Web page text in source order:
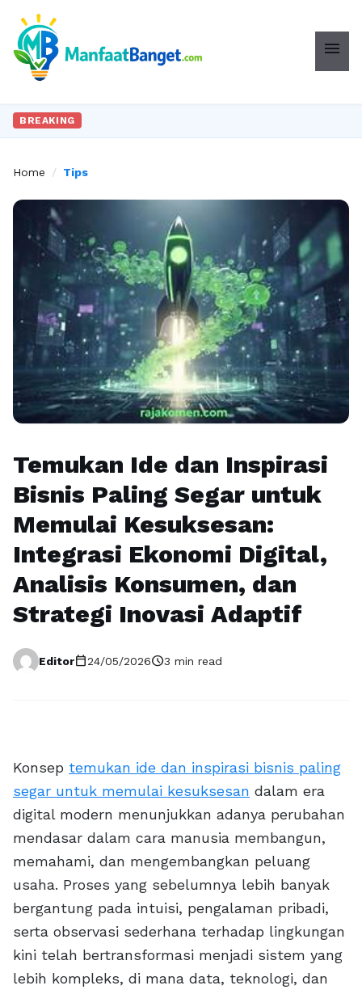
menu
BREAKING
Home / Tips
Temukan Ide dan Inspirasi
Bisnis Paling Segar untuk
Memulai Kesuksesan:
Integrasi Ekonomi Digital,
Analisis Konsumen, dan
Strategi Inovasi Adaptif
Editorcalendar_today24/05/2026schedule3 min read
Konsep temukan ide dan inspirasi bisnis paling
segar untuk memulai kesuksesan dalam era
digital modern menunjukkan adanya perubahan
mendasar dalam cara manusia membangun,
memahami, dan mengembangkan peluang
usaha. Proses yang sebelumnya lebih banyak
bergantung pada intuisi, pengalaman pribadi,
serta observasi sederhana terhadap lingkungan
kini telah bertransformasi menjadi sistem yang
lebih kompleks, di mana data, teknologi, dan